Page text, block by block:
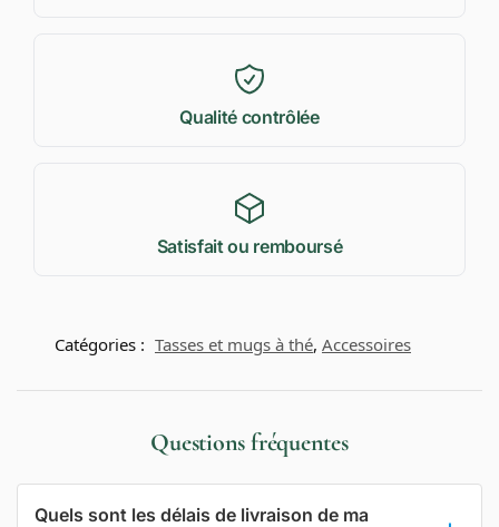
Qualité contrôlée
Satisfait ou remboursé
Catégories : Tasses et mugs à thé, Accessoires
Questions fréquentes
Quels sont les délais de livraison de ma